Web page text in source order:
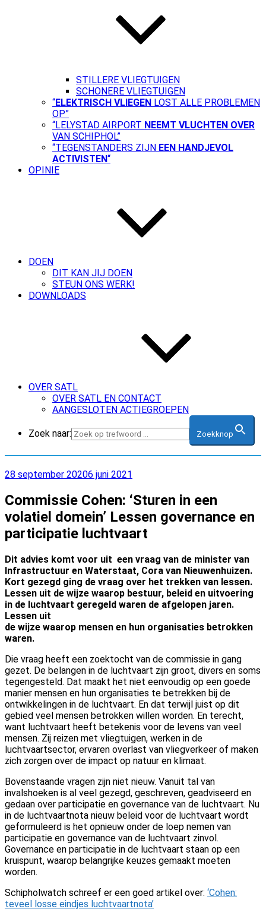
STILLERE VLIEGTUIGEN
SCHONERE VLIEGTUIGEN
“ELEKTRISCH VLIEGEN LOST ALLE PROBLEMEN
OP”
“LELYSTAD AIRPORT NEEMT VLUCHTEN OVER
VAN SCHIPHOL”
“TEGENSTANDERS ZIJN EEN HANDJEVOL
ACTIVISTEN“
OPINIE
DOEN
DIT KAN JIJ DOEN
STEUN ONS WERK!
DOWNLOADS
OVER SATL
OVER SATL EN CONTACT
AANGESLOTEN ACTIEGROEPEN
Zoek naar: Zoekknop
Geplaatst
28 september 20206 juni 2021
Commissie Cohen: ‘Sturen in een
volatiel domein’ Lessen governance en
participatie luchtvaart
Dit advies komt voor uit een vraag van de minister van
Infrastructuur en Waterstaat, Cora van Nieuwenhuizen.
Kort gezegd ging de vraag over het trekken van lessen.
Lessen uit de wijze waarop bestuur, beleid en uitvoering
in de luchtvaart geregeld waren de afgelopen jaren.
Lessen uit
de wijze waarop mensen en hun organisaties betrokken
waren.
Die vraag heeft een zoektocht van de commissie in gang
gezet. De belangen in de luchtvaart zijn groot, divers en soms
tegengesteld. Dat maakt het niet eenvoudig op een goede
manier mensen en hun organisaties te betrekken bij de
ontwikkelingen in de luchtvaart. En dat terwijl juist op dit
gebied veel mensen betrokken willen worden. En terecht,
want luchtvaart heeft betekenis voor de levens van veel
mensen. Zij reizen met vliegtuigen, werken in de
luchtvaartsector, ervaren overlast van vliegverkeer of maken
zich zorgen over de impact op natuur en klimaat.
Bovenstaande vragen zijn niet nieuw. Vanuit tal van
invalshoeken is al veel gezegd, geschreven, geadviseerd en
gedaan over participatie en governance van de luchtvaart. Nu
in de luchtvaartnota nieuw beleid voor de luchtvaart wordt
geformuleerd is het opnieuw onder de loep nemen van
participatie en governance van de luchtvaart zinvol.
Governance en participatie in de luchtvaart staan op een
kruispunt, waarop belangrijke keuzes gemaakt moeten
worden.
Schipholwatch schreef er een goed artikel over: ‘Cohen:
teveel losse eindjes luchtvaartnota’